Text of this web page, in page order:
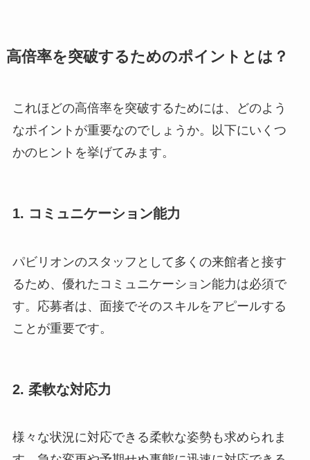
高倍率を突破するためのポイントとは？
これほどの高倍率を突破するためには、どのよう
なポイントが重要なのでしょうか。以下にいくつ
かのヒントを挙げてみます。
1. コミュニケーション能力
パビリオンのスタッフとして多くの来館者と接す
るため、優れたコミュニケーション能力は必須で
す。応募者は、面接でそのスキルをアピールする
ことが重要です。
2. 柔軟な対応力
様々な状況に対応できる柔軟な姿勢も求められま